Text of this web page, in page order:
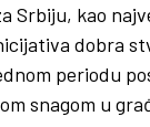
Srbiju, kao
dobra
periodu
snagom u